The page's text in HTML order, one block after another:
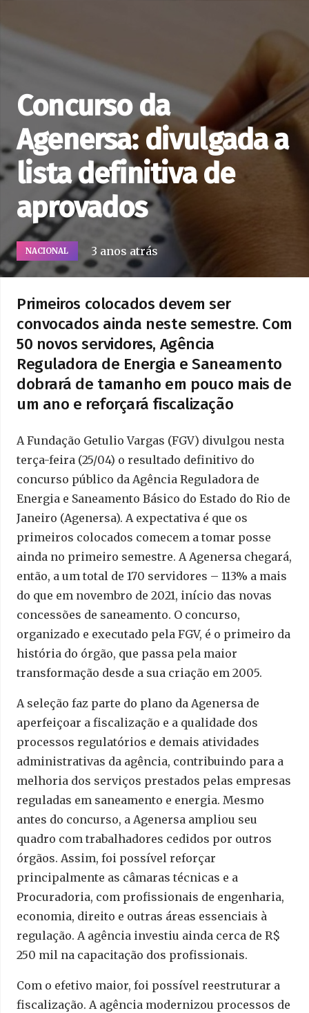
Concurso da
Agenersa: divulgada a
lista definitiva de
aprovados
NACIONAL 3 anos atrás
Primeiros colocados devem ser
convocados ainda neste semestre. Com
50 novos servidores, Agência
Reguladora de Energia e Saneamento
dobrará de tamanho em pouco mais de
um ano e reforçará fiscalização
A Fundação Getulio Vargas (FGV) divulgou nesta
terça-feira (25/04) o resultado definitivo do
concurso público da Agência Reguladora de
Energia e Saneamento Básico do Estado do Rio de
Janeiro (Agenersa). A expectativa é que os
primeiros colocados comecem a tomar posse
ainda no primeiro semestre. A Agenersa chegará,
então, a um total de 170 servidores – 113% a mais
do que em novembro de 2021, início das novas
concessões de saneamento. O concurso,
organizado e executado pela FGV, é o primeiro da
história do órgão, que passa pela maior
transformação desde a sua criação em 2005.
A seleção faz parte do plano da Agenersa de
aperfeiçoar a fiscalização e a qualidade dos
processos regulatórios e demais atividades
administrativas da agência, contribuindo para a
melhoria dos serviços prestados pelas empresas
reguladas em saneamento e energia. Mesmo
antes do concurso, a Agenersa ampliou seu
quadro com trabalhadores cedidos por outros
órgãos. Assim, foi possível reforçar
principalmente as câmaras técnicas e a
Procuradoria, com profissionais de engenharia,
economia, direito e outras áreas essenciais à
regulação. A agência investiu ainda cerca de R$
250 mil na capacitação dos profissionais.
Com o efetivo maior, foi possível reestruturar a
fiscalização. A agência modernizou processos de